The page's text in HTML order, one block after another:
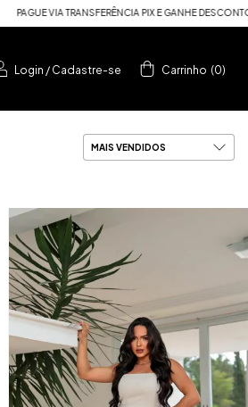
PAGUE VIA TRANSFERÊNCIA PIX E GANHE
Login / Cadastre-se Carrinho (0)